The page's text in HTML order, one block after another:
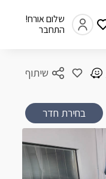
שלום אורח!
התחבר
שיתוף
בחירת חדר